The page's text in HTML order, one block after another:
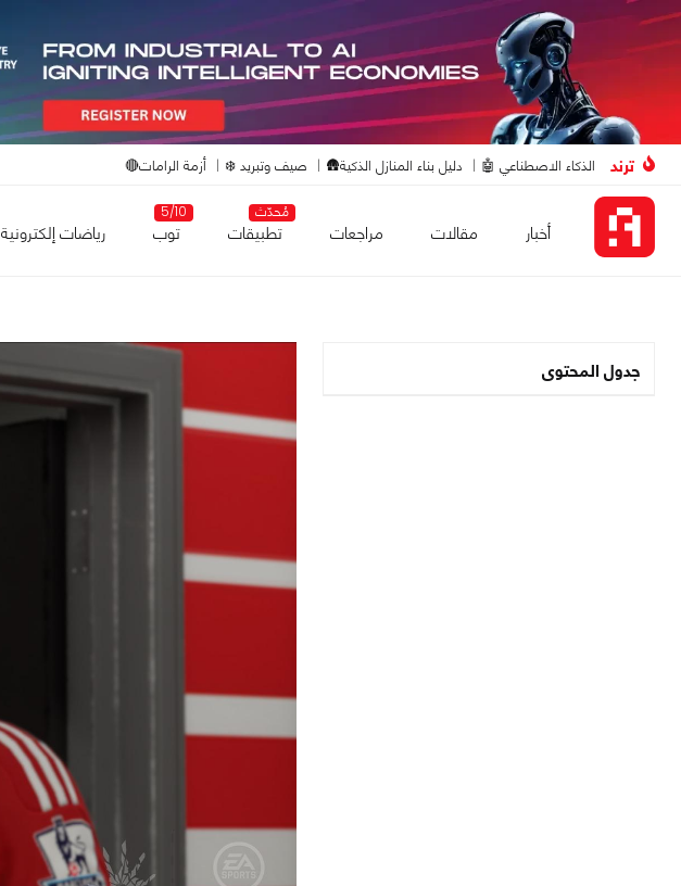
ترند الذكاء الاصطناعي 🤖 دليل بناء المنازل الذكية🛖 صيف وتبريد ❄️ أزمة الرامات🔴
أخبار مقالات مراجعات
مُحدّث
تطبيقات
5/10
توب رياضات إلكترونية
جدول المحتوى